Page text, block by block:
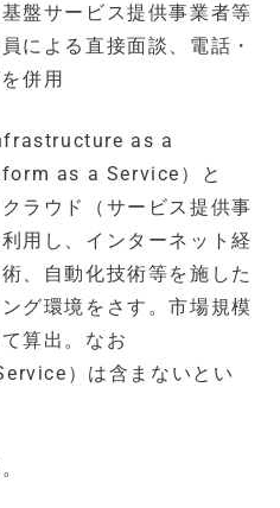
盤サービス提供事業者等
による直接面談、電話・
併用
as a
as a Service）と
ラウド（サービス提供事
用し、インターネット経
、自動化技術等を施した
グ環境をさす。市場規模
算出。なお
）は含まないとい